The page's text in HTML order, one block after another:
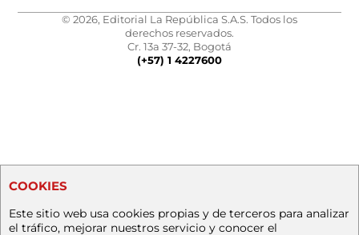
© 2026, Editorial La República S.A.S. Todos los
derechos reservados.
Cr. 13a 37-32, Bogotá
(+57) 1 4227600
COOKIES
Este sitio web usa cookies propias y de terceros para analizar
el tráfico, mejorar nuestros servicio y conocer el